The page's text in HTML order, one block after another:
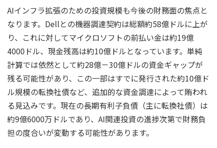
AIインフラ拡張のための投資規模も今後の財務面の焦点と
なります。Dellとの機器調達契約は総額約58億ドルに上が
り、これに対してマイクロソフトの前払い金は約19億
4000ドル、現金残高は約10億ドルとなっています。単純
計算では依然として約28億－30億ドルの資金ギャップが
残る可能性があり、この一部はすでに発行された約10億ド
ル規模の転換社債など、追加的な資金調達によって賄われ
る見込みです。現在の長期有利子負債（主に転換社債）は
約9億6000万ドルであり、AI関連投資の進捗次第で財務負
担の度合いが変動する可能性があります。